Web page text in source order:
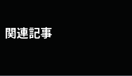
関連記事